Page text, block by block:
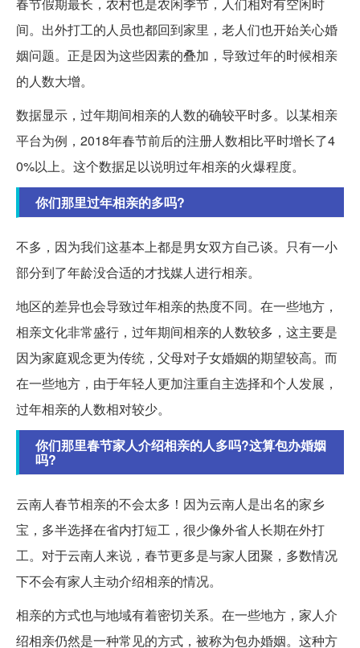
春节假期最长，农村也是农闲季节，人们相对有空闲时
间。出外打工的人员也都回到家里，老人们也开始关心婚
姻问题。正是因为这些因素的叠加，导致过年的时候相亲
的人数大增。
数据显示，过年期间相亲的人数的确较平时多。以某相亲
平台为例，2018年春节前后的注册人数相比平时增长了4
0%以上。这个数据足以说明过年相亲的火爆程度。
你们那里过年相亲的多吗?
不多，因为我们这基本上都是男女双方自己谈。只有一小
部分到了年龄没合适的才找媒人进行相亲。
地区的差异也会导致过年相亲的热度不同。在一些地方，
相亲文化非常盛行，过年期间相亲的人数较多，这主要是
因为家庭观念更为传统，父母对子女婚姻的期望较高。而
在一些地方，由于年轻人更加注重自主选择和个人发展，
过年相亲的人数相对较少。
你们那里春节家人介绍相亲的人多吗?这算包办婚姻
吗?
云南人春节相亲的不会太多！因为云南人是出名的家乡
宝，多半选择在省内打短工，很少像外省人长期在外打
工。对于云南人来说，春节更多是与家人团聚，多数情况
下不会有家人主动介绍相亲的情况。
相亲的方式也与地域有着密切关系。在一些地方，家人介
绍相亲仍然是一种常见的方式，被称为包办婚姻。这种方